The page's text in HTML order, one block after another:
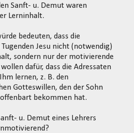
Sanft- u. Demut waren
Lerninhalt.
bedeuten, dass die
Jesu nicht (notwendig)
sondern nur der motivierende
dafür, dass die Adressaten
lernen, z. B. den
Gotteswillen, den der Sohn
bekommen hat.
u. Demut eines Lehrers